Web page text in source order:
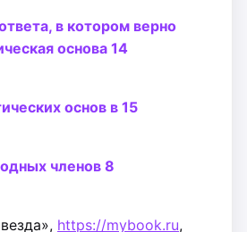
в котором верно
основа 14
основ в 15
членов 8
https://mybook.ru,